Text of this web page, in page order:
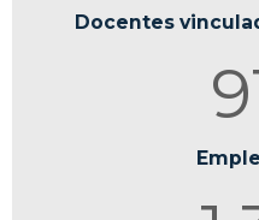
Docentes